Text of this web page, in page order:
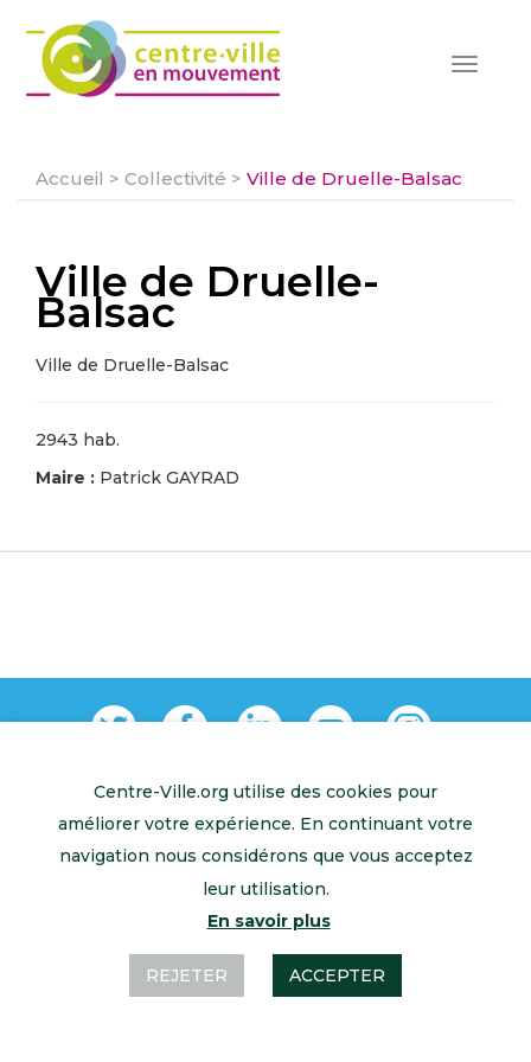
Toggle
Accueil > Collectivité > Ville de Druelle-Balsac
Ville de Druelle-
Balsac
Ville de Druelle-Balsac
2943 hab.
Maire : Patrick GAYRAD
Retour à l’accueil Mentions légales Contactez-nous
Centre-Ville.org utilise des cookies pour
améliorer votre expérience. En continuant votre
navigation nous considérons que vous acceptez
leur utilisation.
En savoir plus
REJETER ACCEPTER